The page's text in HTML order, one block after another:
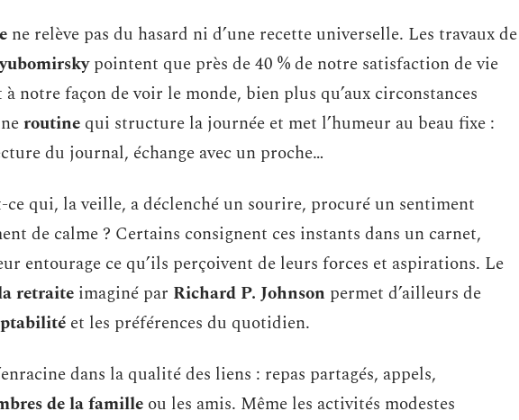
ne relève pas du hasard ni d’une recette universelle. Les travaux de
pointent que près de 40 % de notre satisfaction de vie
à notre façon de voir le monde, bien plus qu’aux circonstances
routine qui structure la journée et met l’humeur au beau fixe :
du journal, échange avec un proche…
ce qui, la veille, a déclenché un sourire, procuré un sentiment
de calme ? Certains consignent ces instants dans un carnet,
entourage ce qu’ils perçoivent de leurs forces et aspirations. Le
retraite imaginé par Richard P. Johnson permet d’ailleurs de
et les préférences du quotidien.
dans la qualité des liens : repas partagés, appels,
de la famille ou les amis. Même les activités modestes